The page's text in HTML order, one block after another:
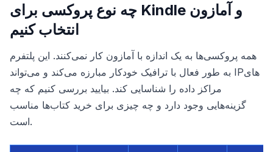
چه نوع پروکسی برای Kindle و آمازون
انتخاب کنیم
همه پروکسی‌ها به یک اندازه با آمازون کار نمی‌کنند. این پلتفرم
به طور فعال با ترافیک خودکار مبارزه می‌کند و می‌تواند IPهای
مراکز داده را شناسایی کند. بیایید بررسی کنیم که چه
گزینه‌هایی وجود دارد و چه چیزی برای خرید کتاب‌ها مناسب
است.